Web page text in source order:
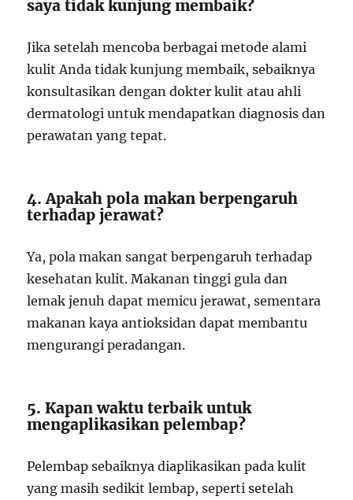
saya tidak kunjung membaik?
Jika setelah mencoba berbagai metode alami
kulit Anda tidak kunjung membaik, sebaiknya
konsultasikan dengan dokter kulit atau ahli
dermatologi untuk mendapatkan diagnosis dan
perawatan yang tepat.
4. Apakah pola makan berpengaruh
terhadap jerawat?
Ya, pola makan sangat berpengaruh terhadap
kesehatan kulit. Makanan tinggi gula dan
lemak jenuh dapat memicu jerawat, sementara
makanan kaya antioksidan dapat membantu
mengurangi peradangan.
5. Kapan waktu terbaik untuk
mengaplikasikan pelembap?
Pelembap sebaiknya diaplikasikan pada kulit
yang masih sedikit lembap, seperti setelah